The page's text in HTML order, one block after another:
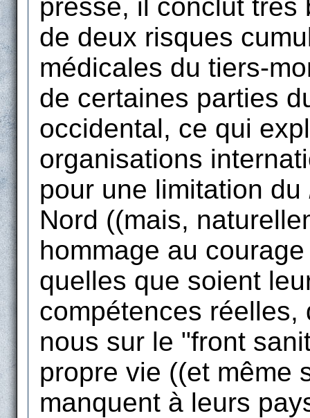
presse, il conclut très
de deux risques
médicales du tiers-
de certaines parties
occidental, ce qui
organisations
pour une limitation du
Nord ((mais,
hommage au
quelles que soient
compétences
nous sur le "front
propre vie ((et même
manquent à leurs